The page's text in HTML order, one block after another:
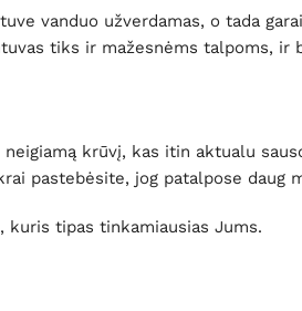
vanduo užverdamas, o tada
tiks ir mažesnėms talpoms, ir
krūvį, kas itin aktualu
pastebėsite, jog patalpose daug
tipas tinkamiausias Jums.